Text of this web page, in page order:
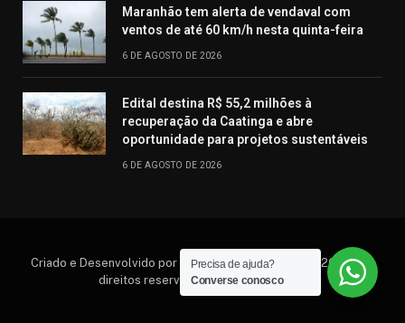
Maranhão tem alerta de vendaval com
ventos de até 60 km/h nesta quinta-feira
6 DE AGOSTO DE 2026
Edital destina R$ 55,2 milhões à
recuperação da Caatinga e abre
oportunidade para projetos sustentáveis
6 DE AGOSTO DE 2026
Criado e Desenvolvido por Hosting Prime Brasil © 2026 Todos
direitos reservados. (11) 95552.6792
Precisa de ajuda?
Converse conosco